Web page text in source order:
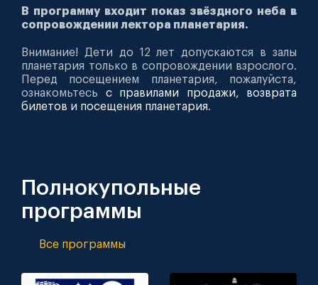
В программу входит показ звёздного неба в
сопровождении лектора планетария.
Внимание! Дети до 12 лет допускаются в залы
планетария только в сопровождении взрослого.
Перед посещением планетария, пожалуйста,
ознакомьтесь с правилами продажи, возврата
билетов и посещения планетария.
Полнокупольные
программы
Все программы